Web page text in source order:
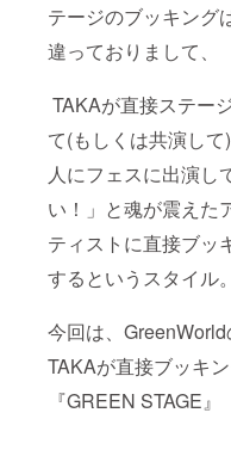
テージのブッキング
違っておりまして、
TAKAが直接ステー
て(もしくは共演し
人にフェスに出演し
い！」と魂が震えた
ティストに直接ブッ
するというスタイル。
今回は、
TAKAが直接ブッキ
『GREEN STAGE』